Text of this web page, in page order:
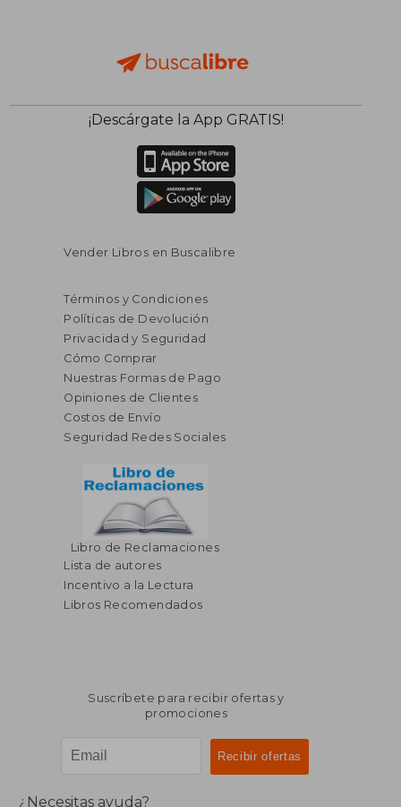
¡Descárgate la App GRATIS!
Vender Libros en Buscalibre
Términos y Condiciones
Políticas de Devolución
Privacidad y Seguridad
Cómo Comprar
Nuestras Formas de Pago
Opiniones de Clientes
Costos de Envío
Seguridad Redes Sociales
Libro de Reclamaciones
Lista de autores
Incentivo a la Lectura
Libros Recomendados
Suscríbete para recibir ofertas y
promociones
¿Necesitas ayuda?